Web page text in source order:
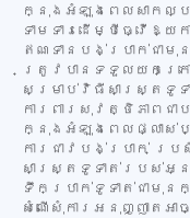
ក្នុងអំឡុងពេលសាកល្បង
ទាមទារដើម្បីធ្វើឱ្
ឥណទានបង់ប្រាក់ជាមុ
ត្រូវបានទទួលយកក្រោ
សម្រាប់វិធីសាស្ត្រទូទ
ការពារសុវត្ថិភាពជ
ក្នុងអំឡុងពេលផ្លាស់
ការជាវបង់ប្រាក់
សាស្ត្រទូទាត់របស់
ទឹកប្រាក់ទូទាត់ជាមុនក្
សំណើសុំការអនុញ្ញាតអ